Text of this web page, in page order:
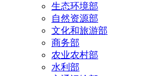
生态环境部
自然资源部
文化和旅游部
商务部
农业农村部
水利部